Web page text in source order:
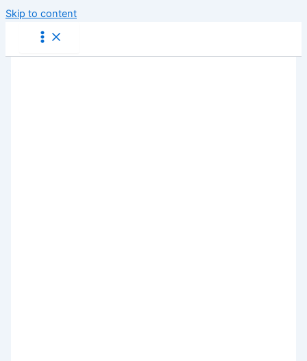
Skip to content